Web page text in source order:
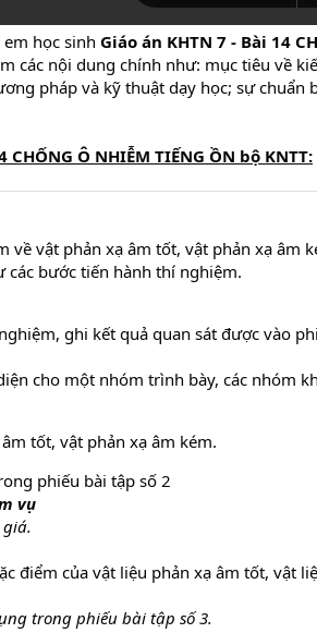
học sinh Giáo án KHTN 7 - Bài 14
các nội dung chính như: mục tiêu về
pháp và kỹ thuật dạy học; sự
CHỐNG Ô NHIỄM TIẾNG ỒN bộ KNTT:
về vật phản xạ âm tốt, vật phản xạ âm
bước tiến hành thí nghiệm.
ghi kết quả quan sát được vào
cho một nhóm trình bày, các nhóm
tốt, vật phản xạ âm kém.
phiếu bài tập số 2
vụ
điểm của vật liệu phản xạ âm tốt, vật
trong phiếu bài tập số 3.